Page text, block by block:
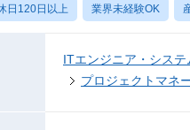
日120日以上 業界未経験OK
ITエンジニア・システ
プロジェクトマネ